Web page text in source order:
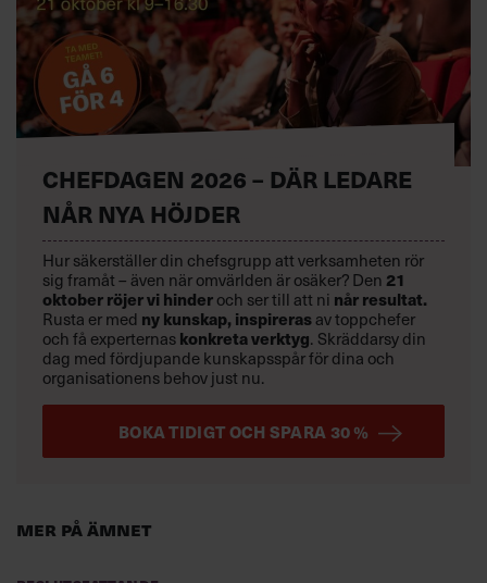
Mer på ämnet
CHEFDAGEN 2026 – DÄR LEDARE
NÅR NYA HÖJDER
Hur säkerställer din chefsgrupp att verksamheten rör
sig framåt – även när omvärlden är osäker? Den 21
oktoberröjer vi hinder och ser till att ni når resultat.
Rusta er med ny kunskap, inspirerasav toppchefer
och få experternas konkreta verktyg. Skräddarsy din
dag med fördjupande kunskapsspår för dina och
organisationens behov just nu.
BOKA TIDIGT OCH SPARA 30 %